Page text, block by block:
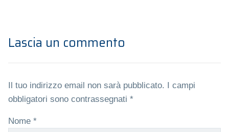
Lascia un commento
Il tuo indirizzo email non sarà pubblicato.
I campi
obbligatori sono contrassegnati *
Nome *